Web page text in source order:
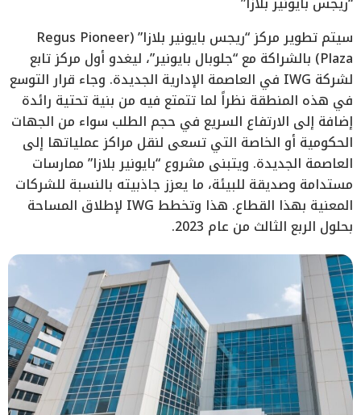
سيتم تطوير مركز “ريجس بايونير بلازا” (Regus Pioneer
Plaza) بالشراكة مع “جلوبال بايونير”، ليغدو أول مركز تابع
لشركة IWG في العاصمة الإدارية الجديدة. وجاء قرار التوسع
في هذه المنطقة نظراً لما تتمتع فيه من بنية تحتية رائدة
إضافة إلى الارتفاع السريع في حجم الطلب سواء من الجهات
الحكومية أو الخاصة التي تسعى لنقل مراكز عملياتها إلى
العاصمة الجديدة. ويتبنى مشروع “بايونير بلازا” ممارسات
مستدامة وصديقة للبيئة، ما يعزز جاذبيته بالنسبة للشركات
المعنية بهذا القطاع. هذا وتخطط IWG لإطلاق المساحة
بحلول الربع الثالث من عام 2023.